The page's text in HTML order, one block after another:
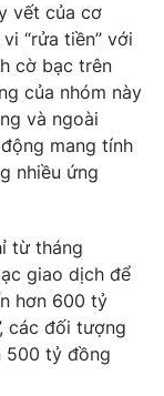
bằng AI
vết của cơ
“rửa tiền” với
cờ bạc trên
của nhóm này
và ngoài
mang tính
nhiều ứng
từ tháng
giao dịch để
hơn 600 tỷ
các đối tượng
500 tỷ đồng